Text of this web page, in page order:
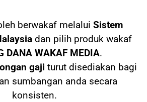
berwakaf melalui Sistem
dan pilih produk wakaf
DANA WAKAF MEDIA.
gaji turut disediakan bagi
sumbangan anda secara
konsisten.